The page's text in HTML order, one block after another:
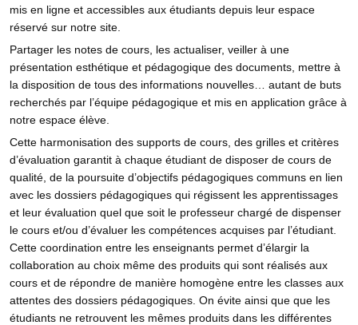
mis en ligne et accessibles aux étudiants depuis leur espace
réservé sur notre site.
Partager les notes de cours, les actualiser, veiller à une
présentation esthétique et pédagogique des documents, mettre à
la disposition de tous des informations nouvelles… autant de buts
recherchés par l’équipe pédagogique et mis en application grâce à
notre espace élève.
Cette harmonisation des supports de cours, des grilles et critères
d’évaluation garantit à chaque étudiant de disposer de cours de
qualité, de la poursuite d’objectifs pédagogiques communs en lien
avec les dossiers pédagogiques qui régissent les apprentissages
et leur évaluation quel que soit le professeur chargé de dispenser
le cours et/ou d’évaluer les compétences acquises par l’étudiant.
Cette coordination entre les enseignants permet d’élargir la
collaboration au choix même des produits qui sont réalisés aux
cours et de répondre de manière homogène entre les classes aux
attentes des dossiers pédagogiques. On évite ainsi que que les
étudiants ne retrouvent les mêmes produits dans les différentes